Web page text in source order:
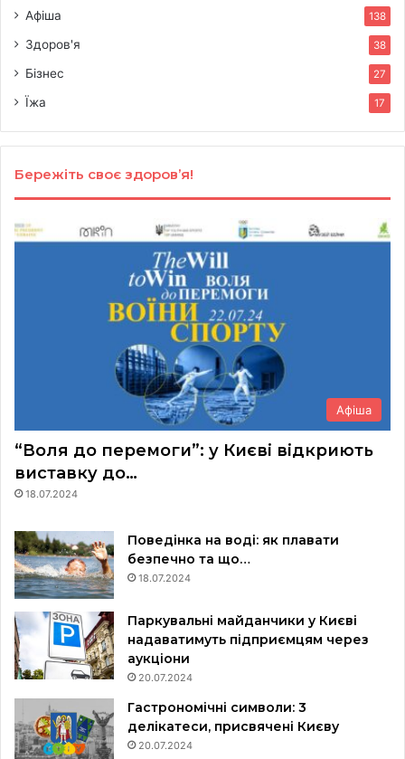
Афіша 138
Здоров'я 38
Бізнес 27
Їжа 17
Бережіть своє здоров’я!
Афіша
“Воля до перемоги”: у Києві відкриють
виставку до…
18.07.2024
Поведінка на воді: як плавати
безпечно та що…
18.07.2024
Паркувальні майданчики у Києві
надаватимуть підприємцям через
аукціони
20.07.2024
Гастрономічні символи: 3
делікатеси, присвячені Києву
20.07.2024